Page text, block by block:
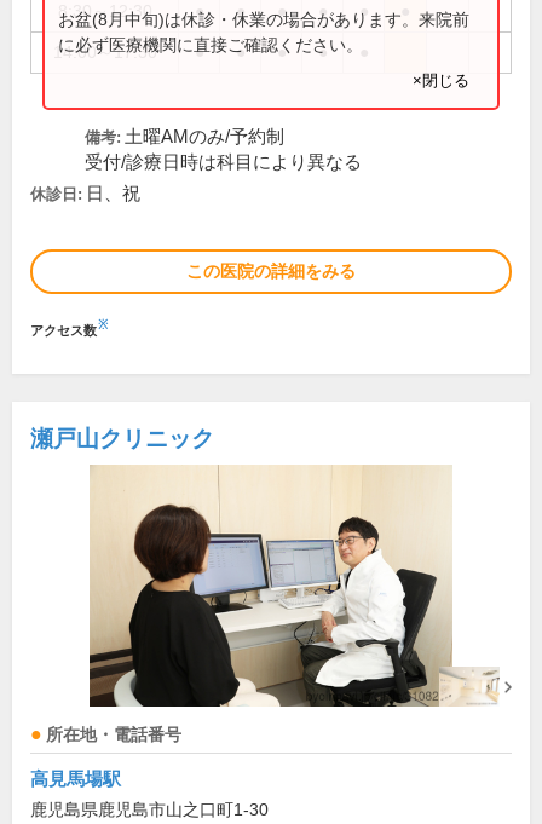
8:30～12:30 ● ● ● ● ●
14:00～17:30 ● ● ● ●
お盆(8月中旬)は休診・休業の場合があります。来院前
に必ず医療機関に直接ご確認ください。
×閉じる
備考: 土曜AMのみ/予約制
受付/診療日時は科目により異なる
休診日: 日、祝
この医院の詳細をみる
アクセス数※
瀬戸山クリニック
所在地・電話番号
高見馬場駅
鹿児島県鹿児島市山之口町1-30